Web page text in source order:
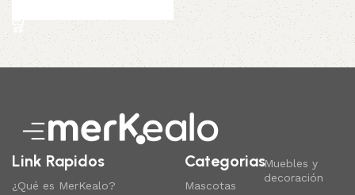
Link Rapidos
¿Qué es MerKealo?
Categorias
Mascotas
Muebles y
decoración